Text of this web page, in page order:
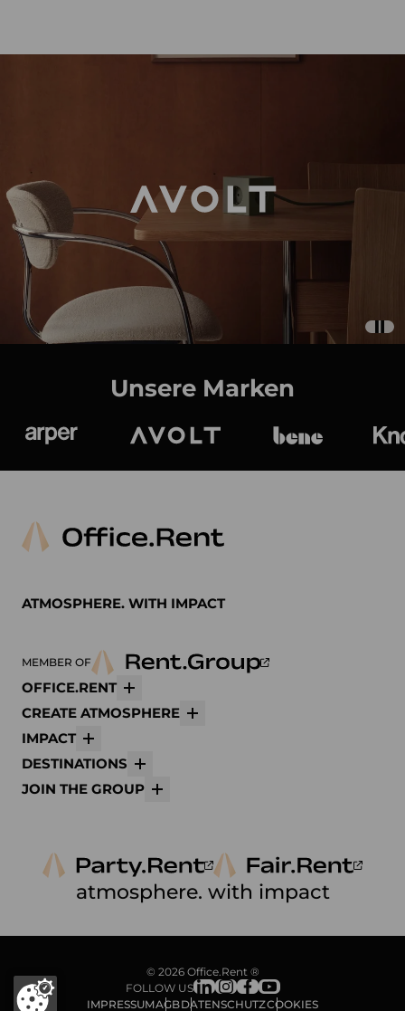
Unsere Marken
ATMOSPHERE. WITH IMPACT
MEMBER OF
OFFICE.RENT
CREATE ATMOSPHERE
IMPACT
DESTINATIONS
JOIN THE GROUP
atmosphere. with impact
© 2026 Office.Rent ®
FOLLOW US
IMPRESSUMAGBDATENSCHUTZCOOKIES